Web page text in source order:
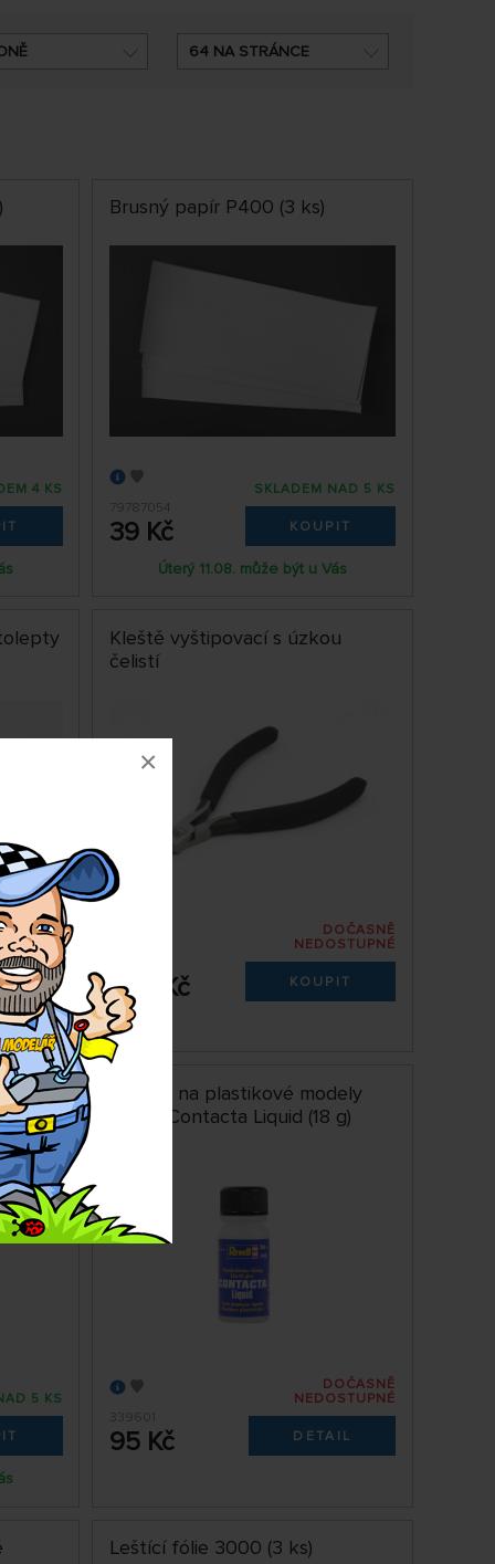
×
64 NA STRÁNCE
4 KS
Brusný papír P400 (3 ks)
79787054
39 Kč
SKLADEM NAD 5 KS
KOUPIT
Úterý 11.08. může být u Vás
3 KS
Kleště vyštipovací s úzkou
čelistí
929 Kč
DOČASNĚ
NEDOSTUPNÉ
KOUPIT
5 KS
Lepidlo na plastikové modely
Revell Contacta Liquid (18 g)
339601
95 Kč
DOČASNĚ
NEDOSTUPNÉ
DETAIL
Leštící fólie 3000 (3 ks)